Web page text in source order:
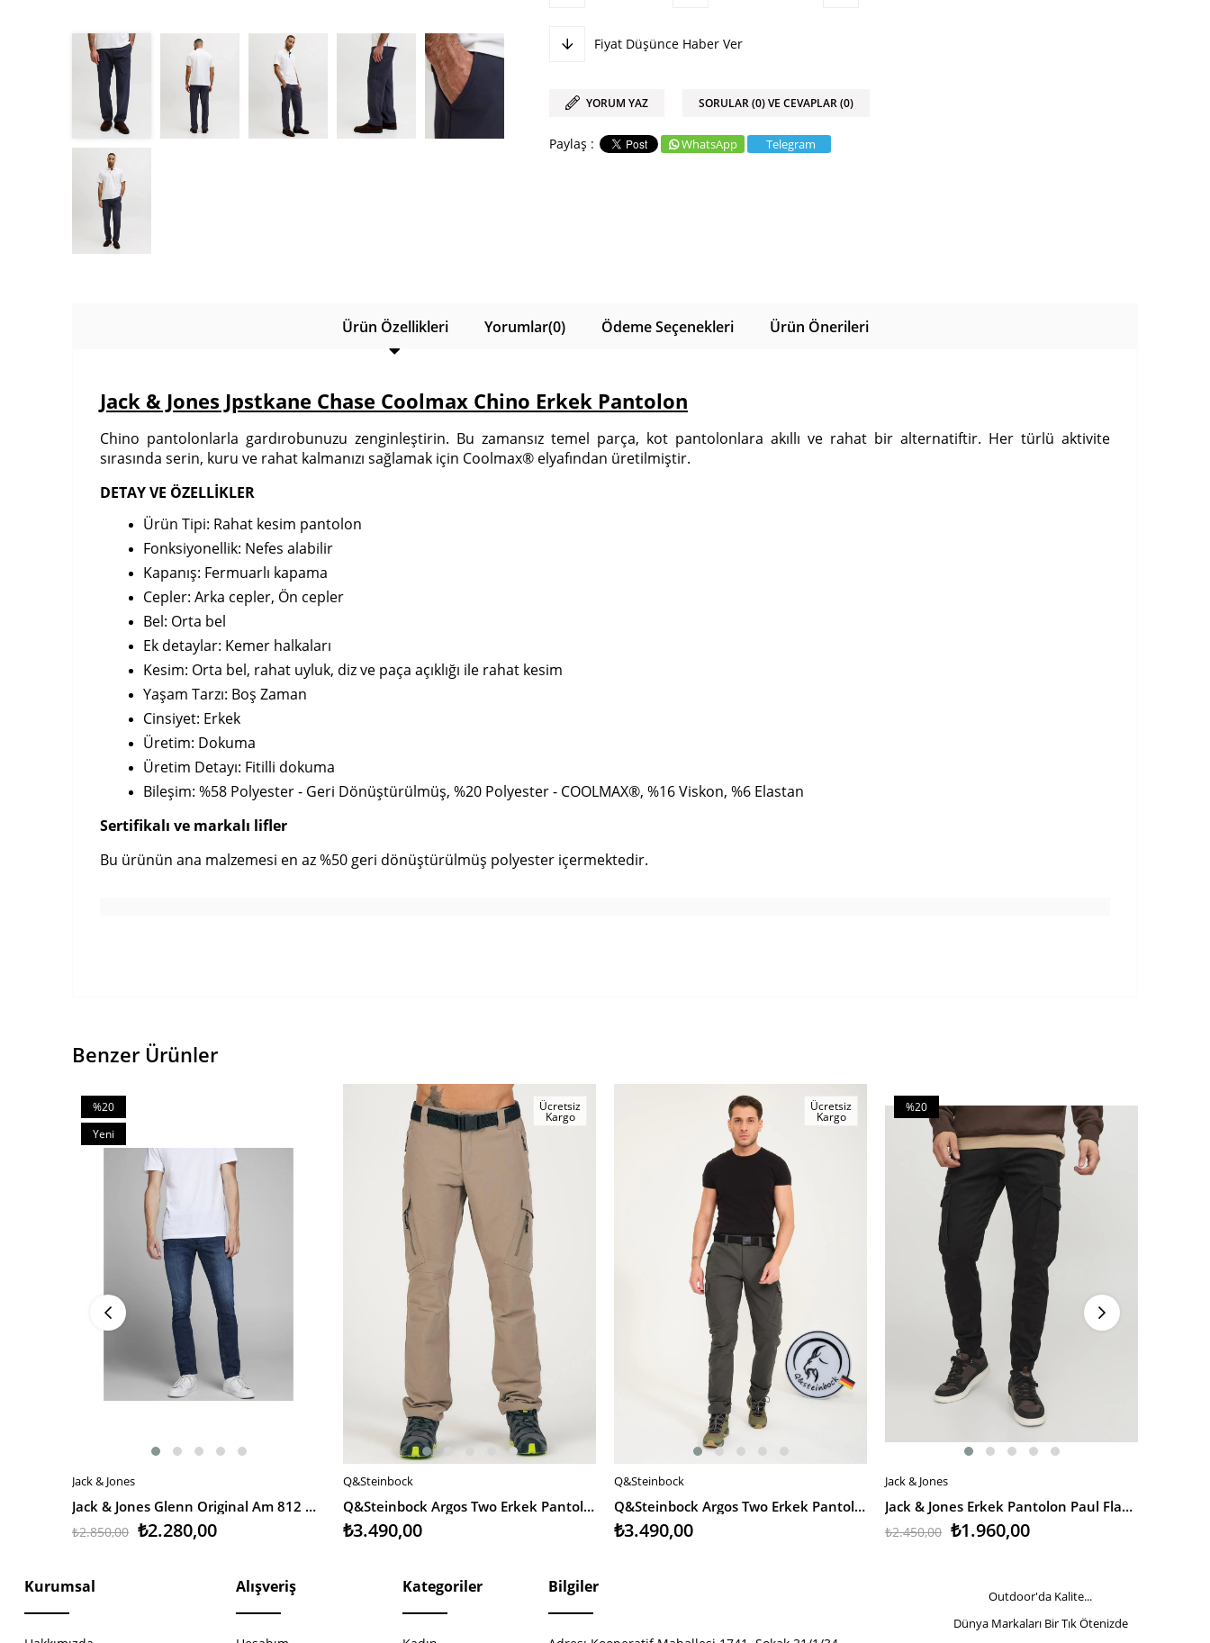
Fiyat Düşünce Haber Ver
YORUM YAZ SORULAR (0) VE CEVAPLAR (0)
WhatsApp Telegram
Ürün Özellikleri Yorumlar(0) Ödeme Seçenekleri Ürün Önerileri
Jack & Jones Jpstkane Chase Coolmax Chino Erkek Pantolon
Chino pantolonlarla gardırobunuzu zenginleştirin. Bu zamansız temel parça, kot pantolonlara akıllı ve rahat bir alternatiftir. Her türlü aktivite
sırasında serin, kuru ve rahat kalmanızı sağlamak için Coolmax® elyafından üretilmiştir.
DETAY VE ÖZELLİKLER
Ürün Tipi: Rahat kesim pantolon
Fonksiyonellik: Nefes alabilir
Kapanış: Fermuarlı kapama
Cepler: Arka cepler, Ön cepler
Bel: Orta bel
Ek detaylar: Kemer halkaları
Kesim: Orta bel, rahat uyluk, diz ve paça açıklığı ile rahat kesim
Yaşam Tarzı: Boş Zaman
Cinsiyet: Erkek
Üretim: Dokuma
Üretim Detayı: Fitilli dokuma
Bileşim: %58 Polyester - Geri Dönüştürülmüş, %20 Polyester - COOLMAX®, %16 Viskon, %6 Elastan
Sertifikalı ve markalı lifler
Bu ürünün ana malzemesi en az %50 geri dönüştürülmüş polyester içermektedir.
Benzer Ürünler
SEPETE EKLE
%20
İndirim
%20İndirim
Yeni
Jack & Jones
Jack & Jones Glenn Original Am 812 Noos Erkek Pantolon
₺2.280,00
₺2.850,00
SEPETE EKLE
Ücretsiz
Kargo
Q&Steinbock
Q&Steinbock Argos Two Erkek Pantolon
₺3.490,00
SEPETE EKLE
Ücretsiz
Kargo
Q&Steinbock
Q&Steinbock Argos Two Erkek Pantolon
₺3.490,00
SEPETE EKLE
%20
İndirim
%20İndirim
Jack & Jones
Jack & Jones Erkek Pantolon Paul Flake Akm 542 Black Noos
₺1.960,00
₺2.450,00
Kurumsal Alışveriş Kategoriler Bilgiler
Outdoor'da Kalite...
Dünya Markaları Bir Tık Ötenizde